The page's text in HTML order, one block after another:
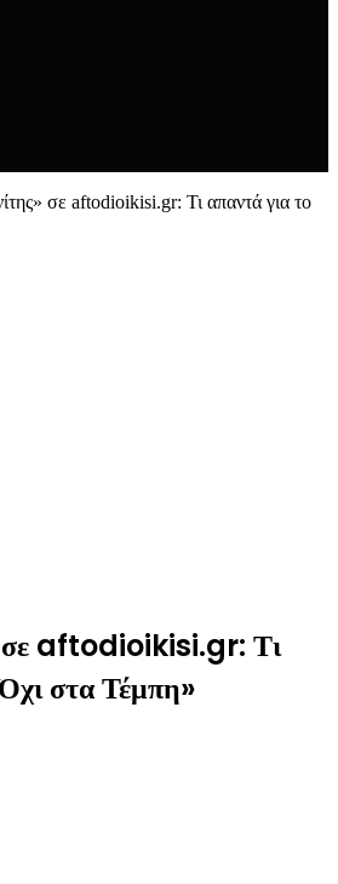
σε aftodioikisi.gr: Τι απαντά για το
σε aftodioikisi.gr: Τι
στα Τέμπη»